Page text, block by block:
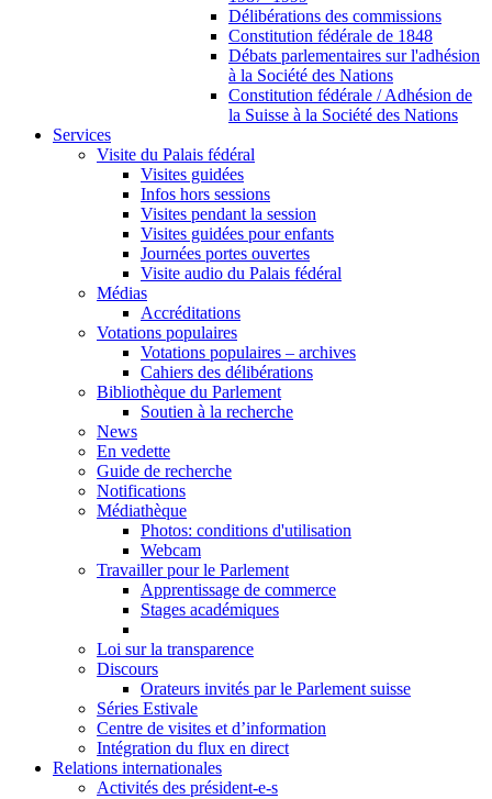
Délibérations des commissions
Constitution fédérale de 1848
Débats parlementaires sur l'adhésion
à la Société des Nations
Constitution fédérale / Adhésion de
la Suisse à la Société des Nations
Services
Visite du Palais fédéral
Visites guidées
Infos hors sessions
Visites pendant la session
Visites guidées pour enfants
Journées portes ouvertes
Visite audio du Palais fédéral
Médias
Accréditations
Votations populaires
Votations populaires – archives
Cahiers des délibérations
Bibliothèque du Parlement
Soutien à la recherche
News
En vedette
Guide de recherche
Notifications
Médiathèque
Photos: conditions d'utilisation
Webcam
Travailler pour le Parlement
Apprentissage de commerce
Stages académiques
Loi sur la transparence
Discours
Orateurs invités par le Parlement suisse
Séries Estivale
Centre de visites et d’information
Intégration du flux en direct
Relations internationales
Activités des président-e-s